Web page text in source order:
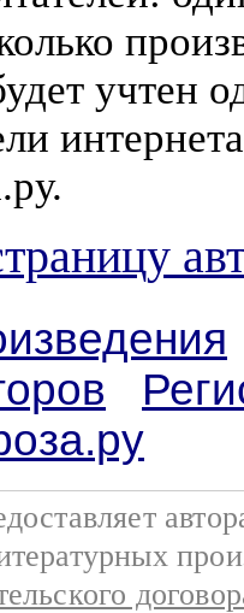
учтен